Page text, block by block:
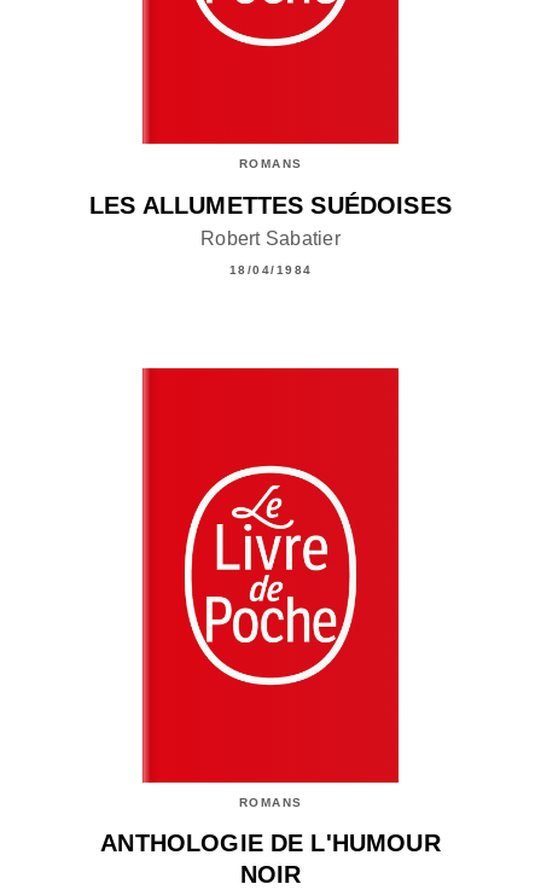
ROMANS
LES ALLUMETTES SUÉDOISES
Robert Sabatier
18/04/1984
ROMANS
ANTHOLOGIE DE L'HUMOUR
NOIR